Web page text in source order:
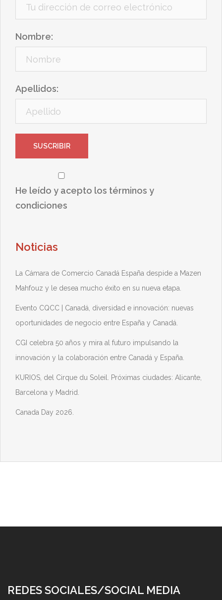
Nombre:
Apellidos:
He leído y acepto los términos y
condiciones
Noticias
La Cámara de Comercio Canadá España despide a Mazen
Mahfouz y le desea mucho éxito en su nueva etapa.
Evento CQCC | Canadá, diversidad e innovación: nuevas
oportunidades de negocio entre España y Canadá.
CGI celebra 50 años y mira al futuro impulsando la
innovación y la colaboración entre Canadá y España.
KURIOS, del Cirque du Soleil. Próximas ciudades: Alicante,
Barcelona y Madrid.
Canada Day 2026.
REDES SOCIALES/SOCIAL MEDIA